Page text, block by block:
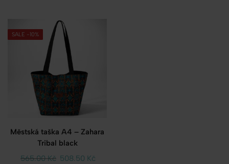
SALE -10%
Městská taška A4 – Zahara
Tribal black
565.00Kč 508.50 Kč